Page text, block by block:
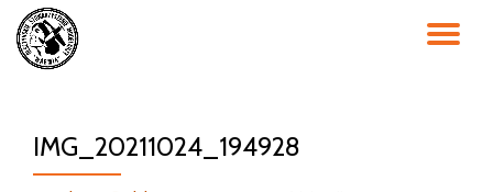
Przejdź
IMG_20211024_194928